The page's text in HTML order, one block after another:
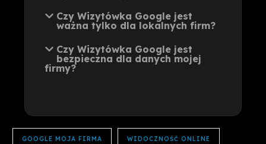
Czy Wizytówka Google jest
ważna tylko dla lokalnych firm?
Czy Wizytówka Google jest
bezpieczna dla danych mojej
firmy?
GOOGLE MOJA FIRMA WIDOCZNOŚĆ ONLINE